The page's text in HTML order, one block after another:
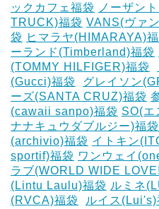
ックカフェ福袋
ノーザン
TRUCK)福袋 VANS(ヴァ
袋 ヒマラヤ(HIMARAYA)
ーランド(Timberland)福袋
(TOMMY HILFIGER)福袋
(Gucci)福袋
グレイソン
ーズ(SANTA CRUZ)福袋
(cawaii sanpo)福袋 SO(エ
ナナキュウダブルジー)福袋
(archivio)福袋 イトキン
sportif)福袋 ワンウェイ
ラブ(WORLD WIDE
(Lintu Laulu)福袋 ルミネ
(RVCA)福袋
ルイス(Lui's)